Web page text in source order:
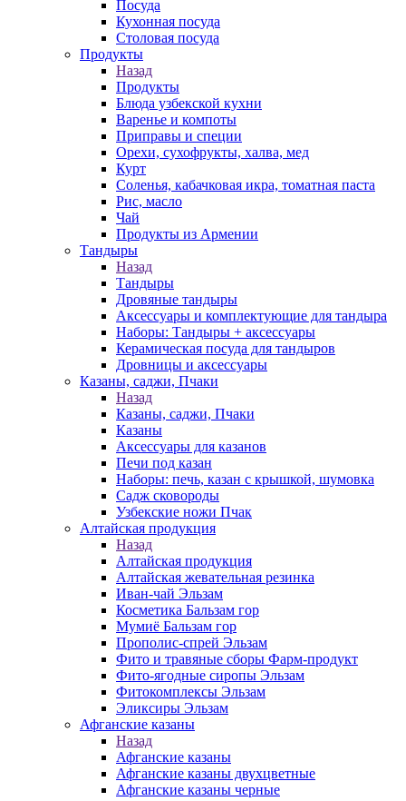
Посуда
Кухонная посуда
Столовая посуда
Продукты
Назад
Продукты
Блюда узбекской кухни
Варенье и компоты
Приправы и специи
Орехи, сухофрукты, халва, мед
Курт
Соленья, кабачковая икра, томатная паста
Рис, масло
Чай
Продукты из Армении
Тандыры
Назад
Тандыры
Дровяные тандыры
Аксессуары и комплектующие для тандыра
Наборы: Тандыры + аксессуары
Керамическая посуда для тандыров
Дровницы и аксессуары
Казаны, саджи, Пчаки
Назад
Казаны, саджи, Пчаки
Казаны
Аксессуары для казанов
Печи под казан
Наборы: печь, казан с крышкой, шумовка
Садж сковороды
Узбекские ножи Пчак
Алтайская продукция
Назад
Алтайская продукция
Алтайская жевательная резинка
Иван-чай Эльзам
Косметика Бальзам гор
Мумиё Бальзам гор
Прополис-спрей Эльзам
Фито и травяные сборы Фарм-продукт
Фито-ягодные сиропы Эльзам
Фитокомплексы Эльзам
Эликсиры Эльзам
Афганские казаны
Назад
Афганские казаны
Афганские казаны двухцветные
Афганские казаны черные